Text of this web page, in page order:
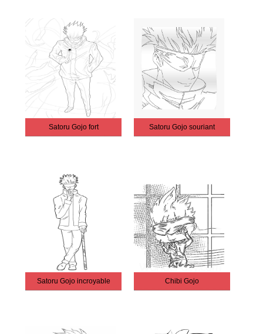
Satoru Gojo fort Satoru Gojo souriant
Satoru Gojo incroyable Chibi Gojo